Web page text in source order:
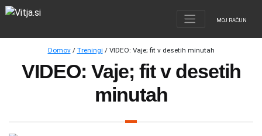
MOJ RAČUN
Domov/ Treningi / VIDEO: Vaje; fit v desetih minutah
VIDEO: Vaje; fit v desetih
minutah